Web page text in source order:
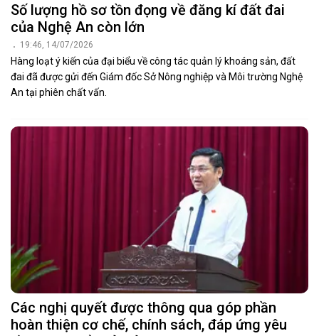
Số lượng hồ sơ tồn đọng về đăng kí đất đai
của Nghệ An còn lớn
19:46, 14/07/2026
Hàng loạt ý kiến của đại biểu về công tác quản lý khoáng sản, đất
đai đã được gửi đến Giám đốc Sở Nông nghiệp và Môi trường Nghệ
An tại phiên chất vấn.
Các nghị quyết được thông qua góp phần
hoàn thiện cơ chế, chính sách, đáp ứng yêu